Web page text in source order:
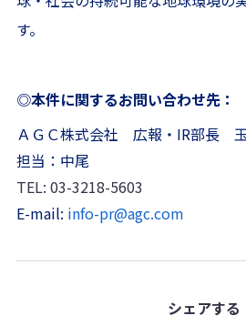
す。
◎本件に関するお問い合わせ先：
ＡＧＣ株式会社 広報・IR部長
担当：中尾
TEL: 03-3218-5603
E-mail: info-pr@agc.com
シェアする